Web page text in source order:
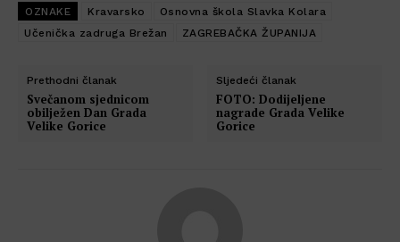
OZNAKE Kravarsko
Osnovna škola Slavka Kolara
Učenička zadruga Brežan
ZAGREBAČKA ŽUPANIJA
Prethodni članak
Svečanom sjednicom
obilježen Dan Grada
Velike Gorice
Sljedeći članak
FOTO: Dodijeljene
nagrade Grada Velike
Gorice